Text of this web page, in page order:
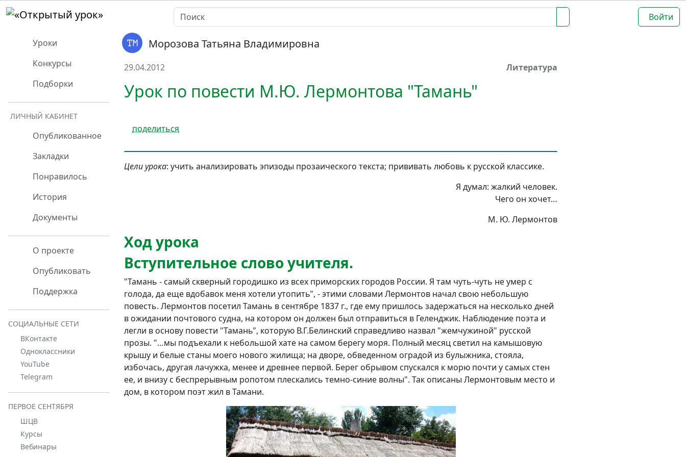
Войти
Уроки
Конкурсы
Подборки
ЛИЧНЫЙ КАБИНЕТ
Опубликованное
Закладки
Понравилось
История
Документы
О проекте
Опубликовать
Поддержка
СОЦИАЛЬНЫЕ СЕТИ
ВКонтакте
Одноклассники
YouTube
Telegram
ПЕРВОЕ СЕНТЯБРЯ
ШЦВ
Курсы
Вебинары
Морозова Татьяна Владимировна
29.04.2012 Литература
Урок по повести М.Ю. Лермонтова "Тамань"
поделиться
Цели урока: учить анализировать эпизоды прозаического текста; прививать любовь к русской классике.
Я думал: жалкий человек.
Чего он хочет…
М. Ю. Лермонтов
Ход урока
Вступительное слово учителя.
"Тамань - самый скверный городишко из всех приморских городов России. Я там чуть-чуть не умер с
голода, да еще вдобавок меня хотели утопить", - этими словами Лермонтов начал свою небольшую
повесть. Лермонтов посетил Тамань в сентябре 1837 г., где ему пришлось задержаться на несколько дней
в ожидании почтового судна, на котором он должен был отправиться в Геленджик. Наблюдение поэта и
легли в основу повести "Тамань", которую В.Г.Белинский справедливо назвал "жемчужиной" русской
прозы. "…мы подъехали к небольшой хате на самом берегу моря. Полный месяц светил на камышовую
крышу и белые станы моего нового жилища; на дворе, обведенном оградой из булыжника, стояла,
избочась, другая лачужка, менее и древнее первой. Берег обрывом спускался к морю почти у самых стен
ее, и внизу с беспрерывным ропотом плескались темно-синие волны". Так описаны Лермонтовым место и
дом, в котором поэт жил в Тамани.